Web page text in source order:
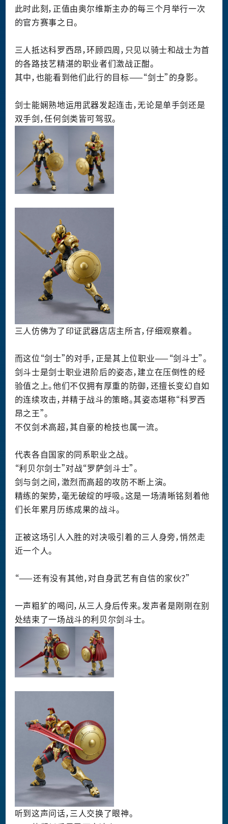
此时此刻，正值由奥尔维斯主办的每三个月 举行一次
的官方赛事之日。
三人抵达科罗西昂， 环顾 四周，只 见 以 骑士和战士为首
的各路技艺精湛的 职业者们激战正酣。
其中，也能看到他们 此行的目 标——“剑 士”的身影。
剑士能娴熟地运用武器发起连击，无论是单手剑还是
双手剑 ，任何剑 类皆可驾驭。
三人仿佛为了印证武器店店主所言，仔细观察着。
而这位“剑士”的对手，正是其上位职业——“剑斗士”。
剑斗士是剑士职业进阶后的姿态，建立在压倒性的经
验值之上。他们不仅拥有厚重的防御，还擅长变幻自如
的连续攻击，并精于战斗的策略。其姿态堪称“科罗西
昂之王”。
不仅剑术高超，其自豪的枪技也属一流。
代表各自国家的同系职业之战。
“利贝尔剑士”对战“罗萨剑斗士”。
剑与剑之间，激烈而高超的攻防不断上演。
精练的架势，毫无破绽的呼吸。这是一场清晰铭刻着他
们长年累月历练成果的战斗。
正被这场引人入胜的对决吸引着的三人身旁，悄然走
近一个人。
“——还有没有其他，对自身武艺有自信的家伙？”
一声粗犷的喝问，从三人身后传来。发声者是刚刚在别
处结束了一场战斗的利贝尔剑斗士。
听到这声问话，三人交换了眼神。